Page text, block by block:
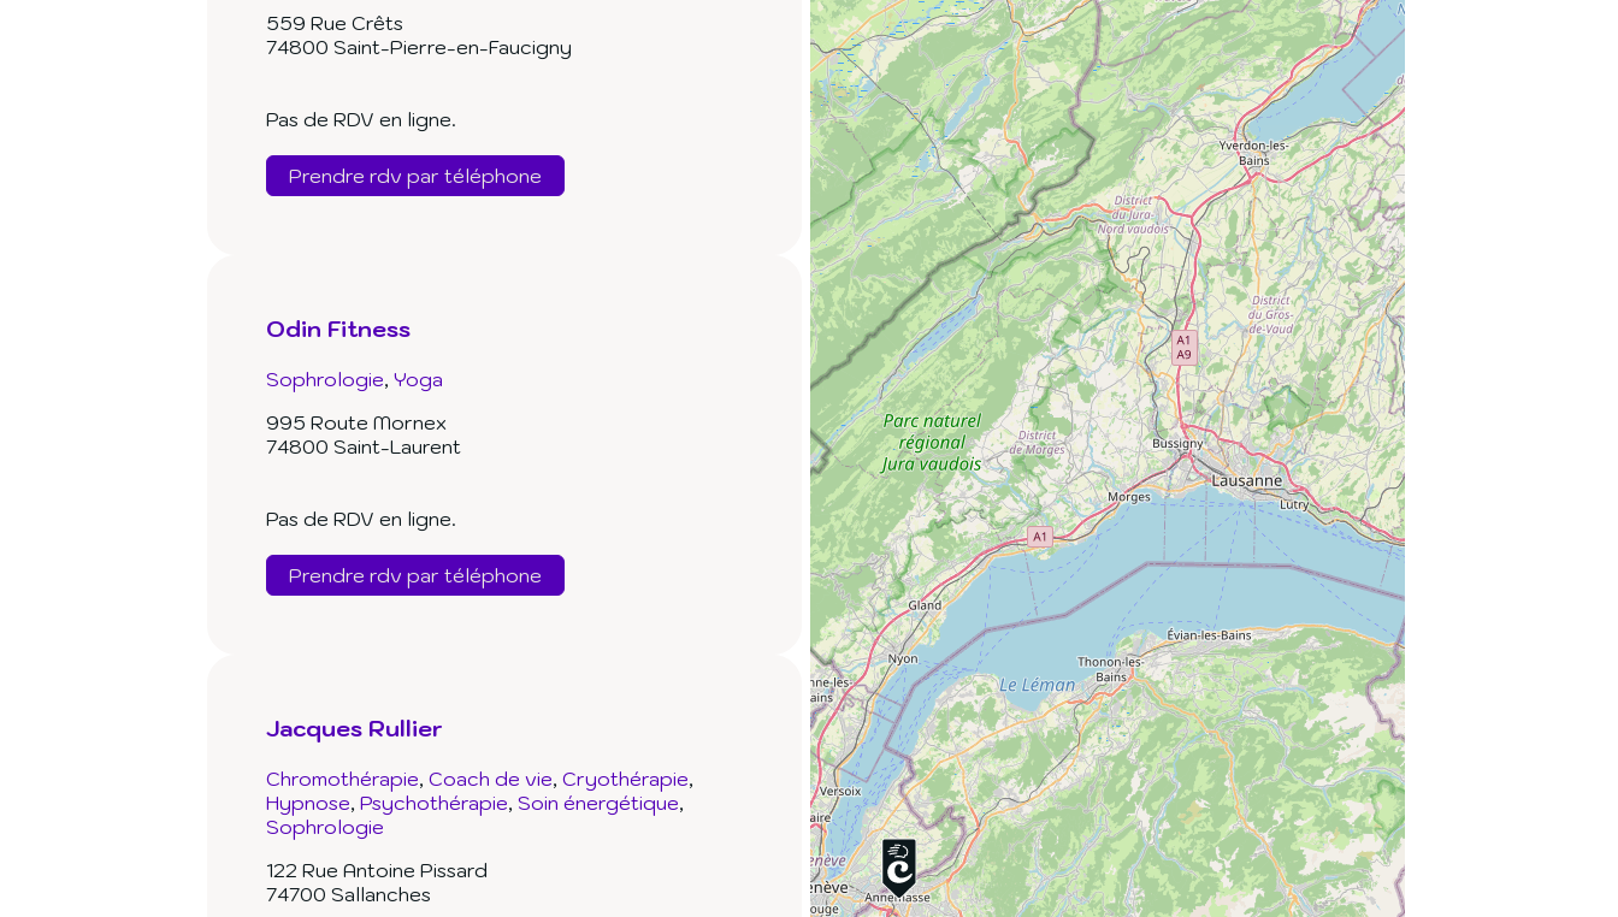
559 Rue Crêts
74800 Saint-Pierre-en-Faucigny
Pas de RDV en ligne.
Prendre rdv par téléphone
Odin Fitness
Sophrologie Yoga
995 Route Mornex
74800 Saint-Laurent
Pas de RDV en ligne.
Prendre rdv par téléphone
Jacques Rullier
Chromothérapie Coach de vie Cryothérapie
Hypnose Psychothérapie Soin énergétique
Sophrologie
122 Rue Antoine Pissard
74700 Sallanches